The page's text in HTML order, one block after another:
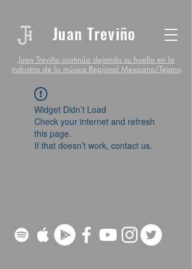
Juan Treviño
Juan Treviño continúa dejando su huella en la
industria de la música Regional Mexicano/Tejano
Widget Didn’t Load
Check your internet and refresh
this page.
If that doesn’t work, contact us.